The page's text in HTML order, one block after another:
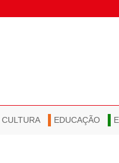
CULTURA EDUCAÇÃO